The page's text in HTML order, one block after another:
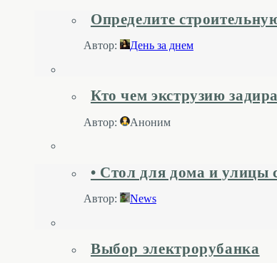
Определите
Автор: День за днем
Кто чем экструзию
Автор: Аноним
• Стол для дома и улицы
Автор: News
Выбор электрорубанка